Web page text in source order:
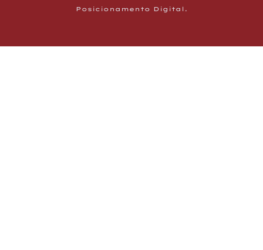
Posicionamento Digital.